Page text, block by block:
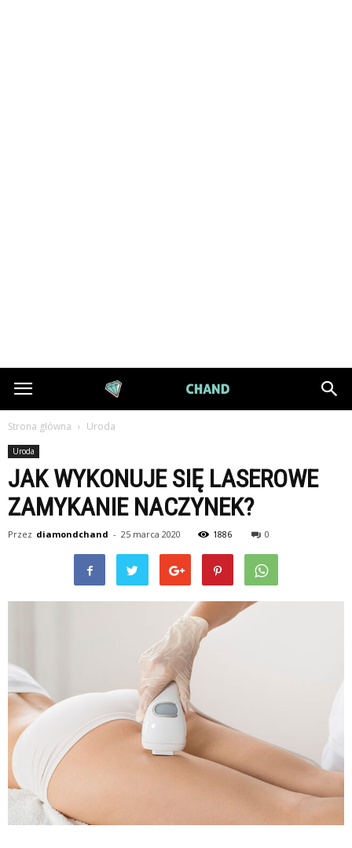
DiamondChand.pl
Strona główna Uroda
Uroda
JAK WYKONUJE SIĘ LASEROWE
ZAMYKANIE NACZYNEK?
Przez diamondchand - 25 marca 2020 1886 0